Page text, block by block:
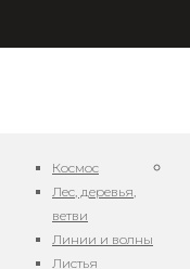
Космос
Лес, деревья,
ветви
Линии и волны
Листья